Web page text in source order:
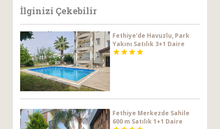
İlginizi Çekebilir
Fethiye'de Havuzlu, Park
Yakını Satılık 3+1 Daire

Fethiye Merkezde Sahile
600 m Satılık 1+1 Daire